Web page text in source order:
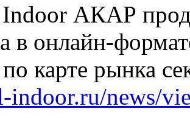
Indoor АКАР
в онлайн-
карте рынка
indoor.ru/news/